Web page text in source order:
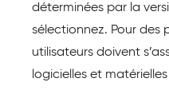
déterminées par la
sélectionnez. Pour des
utilisateurs doivent
logicielles et